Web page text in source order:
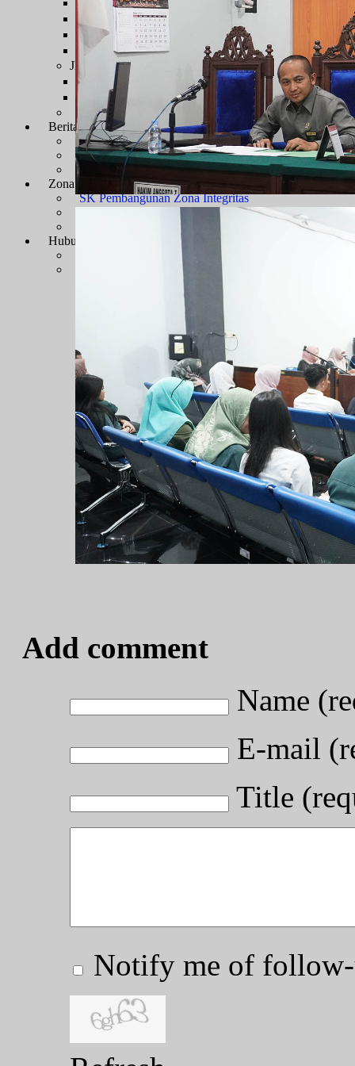
Sengketa Administrasi
Sengketa Informasi
Sengketa PTbPuKu
Sengketa Proses Pemilu
JDIH
JDIH Mahkamah Agung
JDIH PTUN Banjarmasin
e-Court
BeritaArtikel & Galeri
Berita Terkini & Pengumuman
Keikutsertaan Bimtek dan Diklat
Zona Integritas
Menuju WBK-WBBM
SK Pembangunan Zona Integritas
Dokumen Pembangunan Zona Integritas
Kegiatan Pembangunan Zona Integritas
Hubungi Kami
Kontak & Alamat
Add comment
Name
E-mail
Title
Notify me of follow-